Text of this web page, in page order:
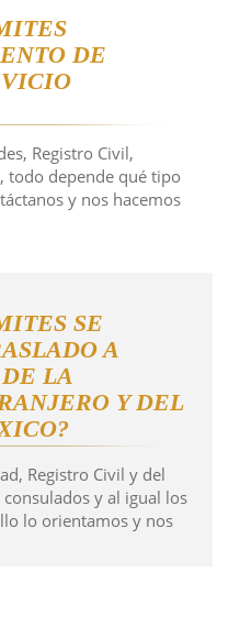
DE
Registro Civil,
todo depende qué tipo
y nos hacemos
SE
A
LA
Y DEL
Registro Civil y del
y al igual los
lo orientamos y nos